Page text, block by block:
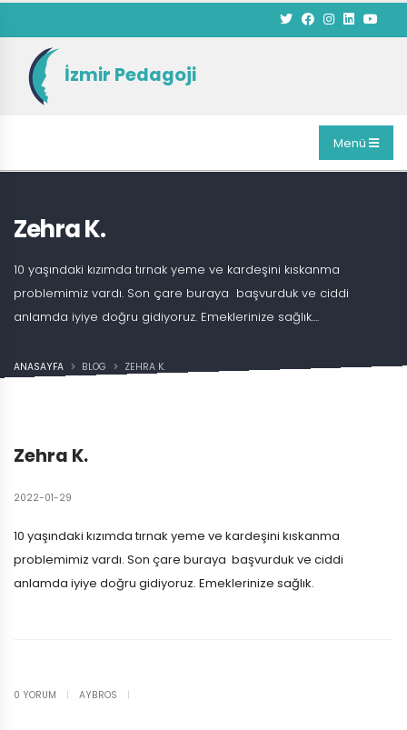
İzmir Pedagoji
Menü
ANASAYFA BLOG ZEHRA K.
Zehra K.
10 yaşındaki kızımda tırnak yeme ve kardeşini kıskanma
problemimiz vardı. Son çare buraya başvurduk ve ciddi
anlamda iyiye doğru gidiyoruz. Emeklerinize sağlık....
Zehra K.
2022-01-29
10 yaşındaki kızımda tırnak yeme ve kardeşini kıskanma
problemimiz vardı. Son çare buraya başvurduk ve ciddi
anlamda iyiye doğru gidiyoruz. Emeklerinize sağlık.
0 YORUM AYBROS